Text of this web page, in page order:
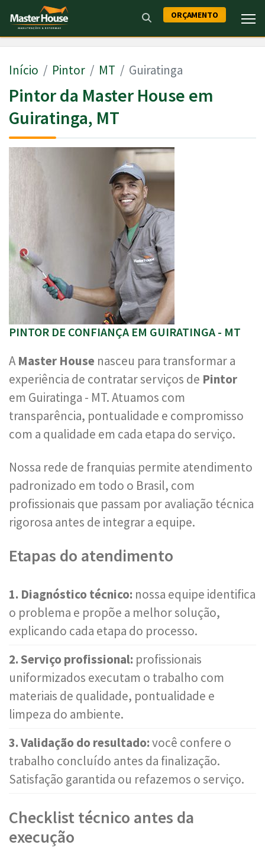
ORÇAMENTO
Início Pintor MT Guiratinga
Pintor da Master House em
Guiratinga, MT
PINTOR DE CONFIANÇA EM GUIRATINGA - MT
AMaster House nasceu para transformar a
experiência de contratar serviços de Pintor
em Guiratinga - MT. Atuamos com
transparência, pontualidade e compromisso
com a qualidade em cada etapa do serviço.
Nossa rede de franquias permite atendimento
padronizado em todo o Brasil, com
profissionais que passam por avaliação técnica
rigorosa antes de integrar a equipe.
Etapas do atendimento
1. Diagnóstico técnico: nossa equipe identifica
o problema e propõe a melhor solução,
explicando cada etapa do processo.
2. Serviço profissional: profissionais
uniformizados executam o trabalho com
materiais de qualidade, pontualidade e
limpeza do ambiente.
3. Validação do resultado:você confere o
trabalho concluído antes da finalização.
Satisfação garantida ou refazemos o serviço.
Checklist técnico antes da
execução